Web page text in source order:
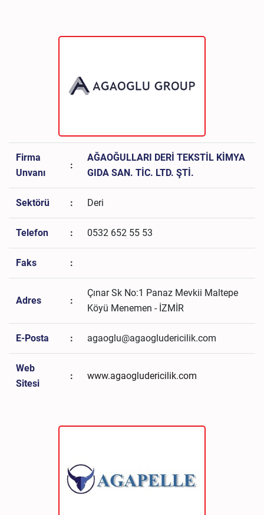
Firma
Unvanı
:
AĞAOĞULLARI DERİ TEKSTİL KİMYA
GIDA SAN. TİC. LTD. ŞTİ.
Sektörü : Deri
Telefon : 0532 652 55 53
Faks :
Adres :
Çınar Sk No:1 Panaz Mevkii Maltepe
Köyü Menemen - İZMİR
E-Posta : agaoglu@agaogludericilik.com
Web
Sitesi
: www.agaogludericilik.com